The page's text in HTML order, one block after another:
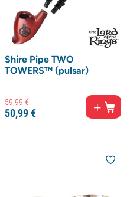
Shire Pipe TWO
TOWERS™ (pulsar)
59,99€
50,99€